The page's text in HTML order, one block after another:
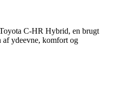
C-HR Hybrid, en brugt
af ydeevne, komfort og